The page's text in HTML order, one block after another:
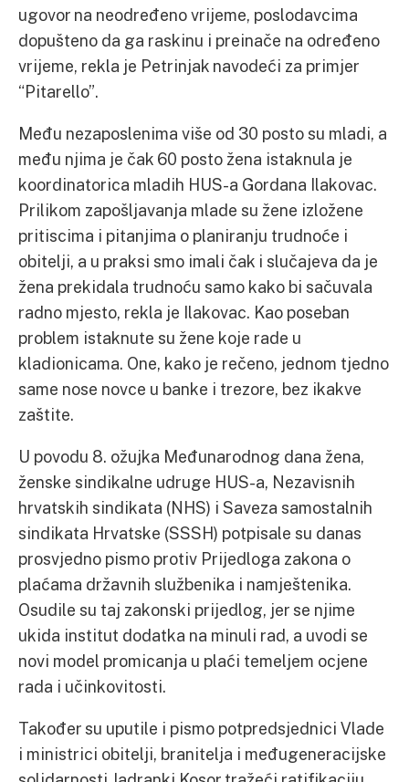
ugovor na neodređeno vrijeme, poslodavcima
dopušteno da ga raskinu i preinače na određeno
vrijeme, rekla je Petrinjak navodeći za primjer
“Pitarello”.
Među nezaposlenima više od 30 posto su mladi, a
među njima je čak 60 posto žena istaknula je
koordinatorica mladih HUS-a Gordana Ilakovac.
Prilikom zapošljavanja mlade su žene izložene
pritiscima i pitanjima o planiranju trudnoće i
obitelji, a u praksi smo imali čak i slučajeva da je
žena prekidala trudnoću samo kako bi sačuvala
radno mjesto, rekla je Ilakovac. Kao poseban
problem istaknute su žene koje rade u
kladionicama. One, kako je rečeno, jednom tjedno
same nose novce u banke i trezore, bez ikakve
zaštite.
U povodu 8. ožujka Međunarodnog dana žena,
ženske sindikalne udruge HUS-a, Nezavisnih
hrvatskih sindikata (NHS) i Saveza samostalnih
sindikata Hrvatske (SSSH) potpisale su danas
prosvjedno pismo protiv Prijedloga zakona o
plaćama državnih službenika i namještenika.
Osudile su taj zakonski prijedlog, jer se njime
ukida institut dodatka na minuli rad, a uvodi se
novi model promicanja u plaći temeljem ocjene
rada i učinkovitosti.
Također su uputile i pismo potpredsjednici Vlade
i ministrici obitelji, branitelja i međugeneracijske